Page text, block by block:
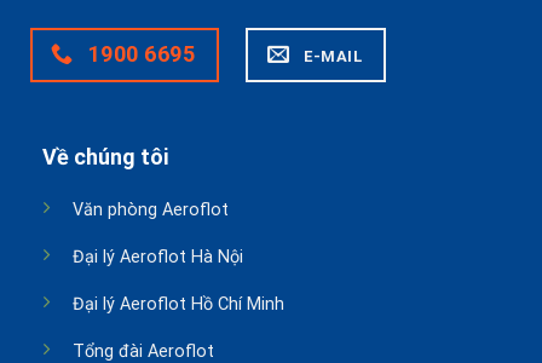
1900 6695 E-MAIL
Về chúng tôi
Văn phòng Aeroflot
Đại lý Aeroflot Hà Nội
Đại lý Aeroflot Hồ Chí Minh
Tổng đài Aeroflot